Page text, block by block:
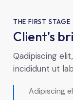
THE FIRST STAGE
Client's
Qadipiscing
incididunt ut
Adipiscing